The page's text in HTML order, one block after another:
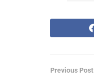
Previous Post